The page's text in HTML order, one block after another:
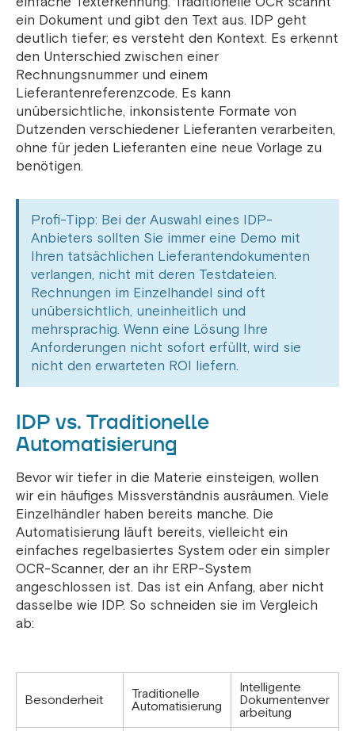
ein Dokument und gibt den Text aus. IDP geht
deutlich tiefer; es versteht den Kontext. Es erkennt
den Unterschied zwischen einer
Rechnungsnummer und einem
Lieferantenreferenzcode. Es kann
unübersichtliche, inkonsistente Formate von
Dutzenden verschiedener Lieferanten verarbeiten,
ohne für jeden Lieferanten eine neue Vorlage zu
benötigen.
Profi-Tipp: Bei der Auswahl eines IDP-
Anbieters sollten Sie immer eine Demo mit
Ihren tatsächlichen Lieferantendokumenten
verlangen, nicht mit deren Testdateien.
Rechnungen im Einzelhandel sind oft
unübersichtlich, uneinheitlich und
mehrsprachig. Wenn eine Lösung Ihre
Anforderungen nicht sofort erfüllt, wird sie
nicht den erwarteten ROI liefern.
IDP vs. Traditionelle
Automatisierung
Bevor wir tiefer in die Materie einsteigen, wollen
wir ein häufiges Missverständnis ausräumen. Viele
Einzelhändler haben bereits manche. Die
Automatisierung läuft bereits, vielleicht ein
einfaches regelbasiertes System oder ein simpler
OCR-Scanner, der an ihr ERP-System
angeschlossen ist. Das ist ein Anfang, aber nicht
dasselbe wie IDP. So schneiden sie im Vergleich
ab:
Besonderheit
Traditionelle
Automatisierung
Intelligente
Dokumentenver
arbeitung